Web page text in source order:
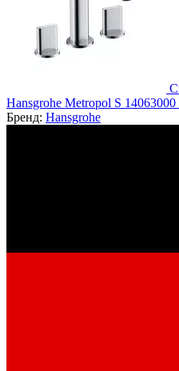
Hansgrohe Metropol S 14063000
Бренд: Hansgrohe